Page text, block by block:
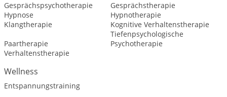
Gesprächspsychotherapie
Gesprächstherapie
Hypnose
Hypnotherapie
Klangtherapie
Kognitive Verhaltenstherapie
Paartherapie
Tiefenpsychologische
Psychotherapie
Verhaltenstherapie
Wellness
Entspannungstraining